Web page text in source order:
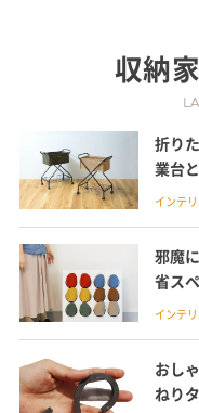
収納
折り
業台
インテ
邪魔
省ス
インテ
おし
ねり